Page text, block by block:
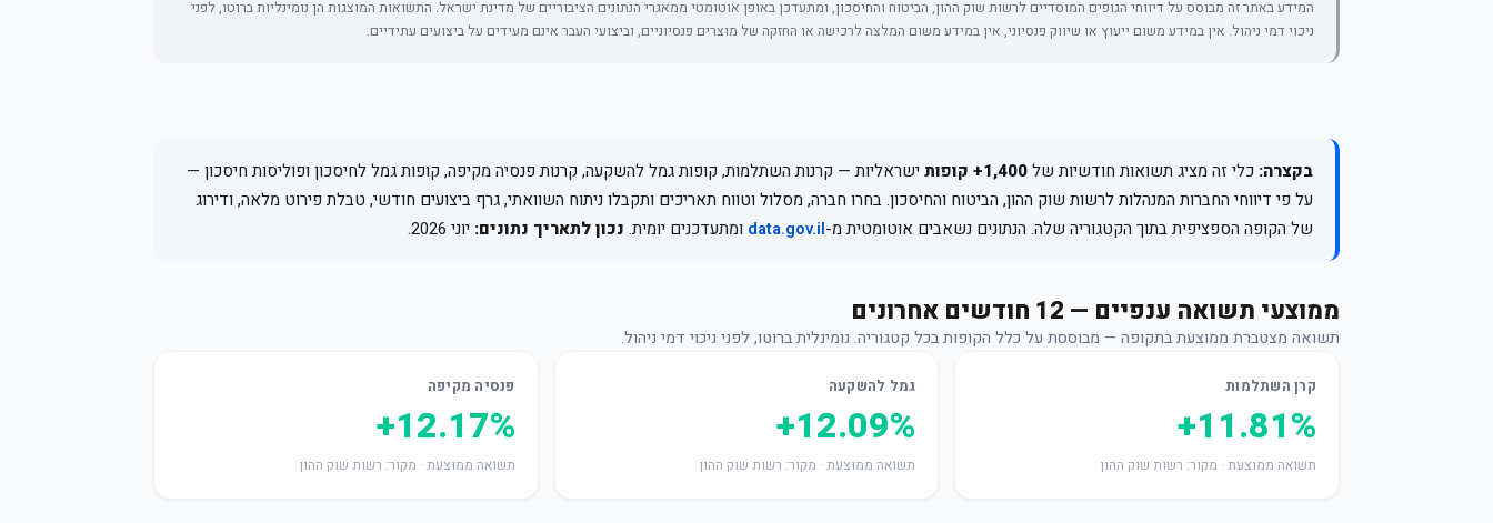
המידע באתר זה מבוסס על דיווחי הגופים המוסדיים לרשות שוק ההון, הביטוח והחיסכון, ומתעדכן באופן אוטומטי ממאגרי הנתונים הציבוריים של מדינת ישראל. התשואות המוצגות הן נומינליות ברוטו, לפני
ניכוי דמי ניהול. אין במידע משום ייעוץ או שיווק פנסיוני, אין במידע משום המלצה לרכישה או החזקה של מוצרים פנסיוניים, וביצועי העבר אינם מעידים על ביצועים עתידיים.
בקצרה: כלי זה מציג תשואות חודשיות של1,400+ קופות
ישראליות — קרנות השתלמות, קופות גמל להשקעה, קרנות פנסיה מקיפה, קופות גמל לחיסכון ופוליסות חיסכון —
על פי דיווחי החברות המנהלות לרשות שוק ההון, הביטוח והחיסכון. בחרו חברה, מסלול וטווח תאריכים ותקבלו ניתוח השוואתי, גרף ביצועים חודשי, טבלת פירוט מלאה, ודירוג
של הקופה הספציפית בתוך הקטגוריה שלה. הנתונים נשאבים אוטומטית מ-data.gov.il ומתעדכנים יומית. נכון לתאריך נתונים: יוני 2026.
ממוצעי תשואה ענפיים — 12 חודשים אחרונים
תשואה מצטברת ממוצעת בתקופה — מבוססת על כלל הקופות בכל קטגוריה. נומינלית ברוטו, לפני ניכוי דמי ניהול.
קרן השתלמות
+11.81%
תשואה ממוצעת · מקור: רשות שוק ההון
גמל להשקעה
+12.09%
תשואה ממוצעת · מקור: רשות שוק ההון
פנסיה מקיפה
+12.17%
תשואה ממוצעת · מקור: רשות שוק ההון